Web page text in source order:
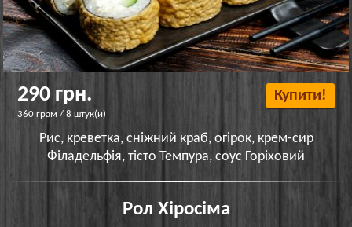
290 грн.
360 грам / 8 штук(и)
Купити!
Рис, креветка, сніжний краб, огірок, крем-сир
Філадельфія, тісто Темпура, соус Горіховий
Рол Хіросіма